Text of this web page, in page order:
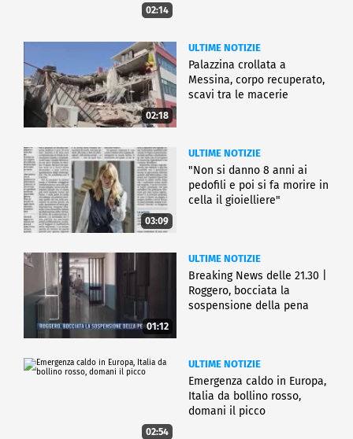
02:14
02:18
ULTIME NOTIZIE
Palazzina crollata a
Messina, corpo recuperato,
scavi tra le macerie
03:09
ULTIME NOTIZIE
"Non si danno 8 anni ai
pedofili e poi si fa morire in
cella il gioielliere"
01:12
ULTIME NOTIZIE
Breaking News delle 21.30 |
Roggero, bocciata la
sospensione della pena
02:54
ULTIME NOTIZIE
Emergenza caldo in Europa,
Italia da bollino rosso,
domani il picco